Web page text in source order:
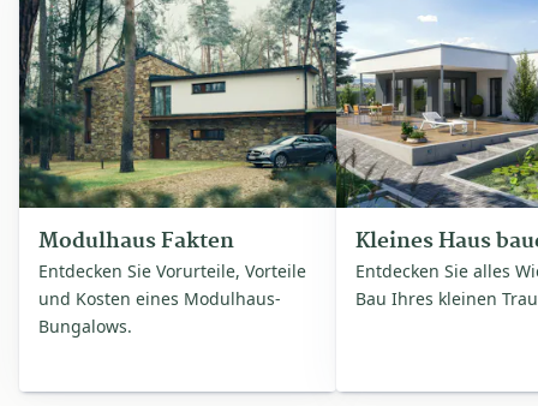
Modulhaus Fakten
Entdecken Sie Vorurteile, Vorteile
und Kosten eines Modulhaus-
Bungalows.
Kleines Haus
Entdecken Sie alles
Bau Ihres kleinen